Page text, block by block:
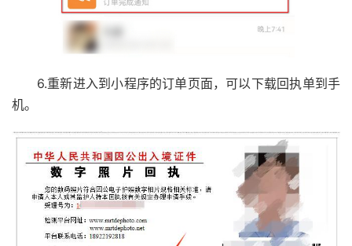
6.重新进入到小程序的订单页面，可以下载回执单到手
机。